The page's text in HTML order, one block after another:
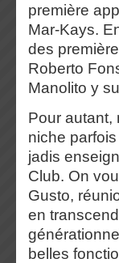
première
Mar-Kays.
des
Roberto
Manolito y
Pour autant,
niche
jadis
Club. On
Gusto,
en
belles